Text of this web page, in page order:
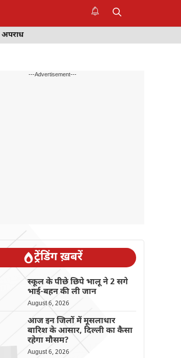
अपराध
---Advertisement---
ट्रेंडिंग ख़बरें
स्कूल के पीछे छिपे भालू ने 2 सगे
भाई-बहन की ली जान
August 6, 2026
आज इन जिलों में मूसलाधार
बारिश के आसार, दिल्ली का कैसा
रहेगा मौसम?
August 6, 2026